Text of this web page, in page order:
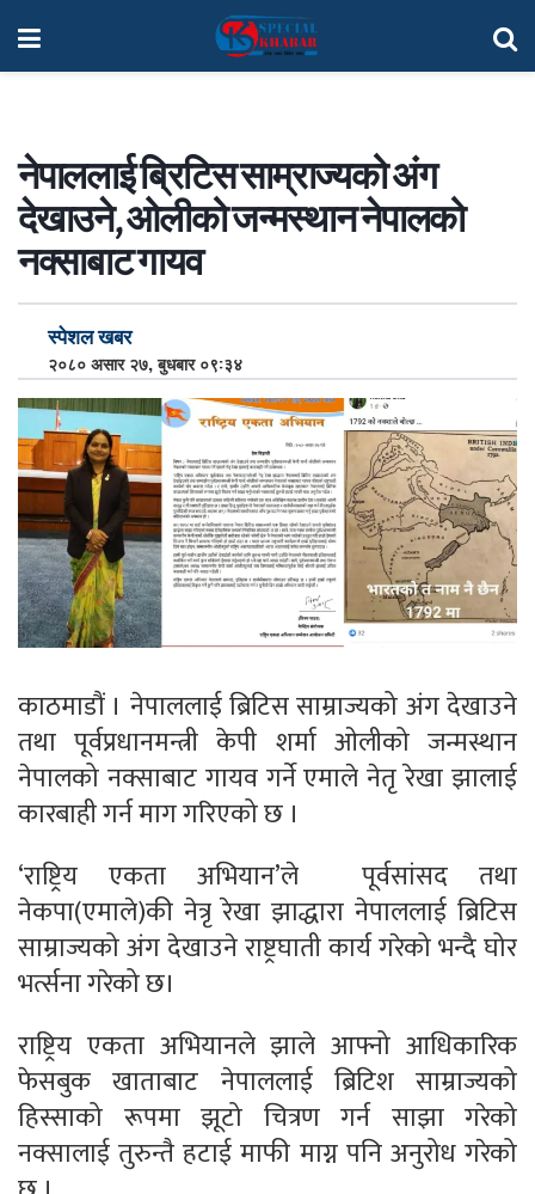
नेपाललाई ब्रिटिस साम्राज्यको अंग
देखाउने, ओलीको जन्मस्थान नेपालको
नक्साबाट गायव
स्पेशल खबर
२०८० असार २७, बुधबार ०९:३४
काठमाडौं । नेपाललाई ब्रिटिस साम्राज्यको अंग देखाउने
तथा पूर्वप्रधानमन्त्री केपी शर्मा ओलीको जन्मस्थान
नेपालको नक्साबाट गायव गर्ने एमाले नेतृ रेखा झालाई
कारबाही गर्न माग गरिएको छ ।
‘राष्ट्रिय एकता अभियान’ले पूर्वसांसद तथा
नेकपा(एमाले)की नेत्रृ रेखा झाद्धारा नेपाललाई ब्रिटिस
साम्राज्यको अंग देखाउने राष्ट्रघाती कार्य गरेको भन्दै घोर
भर्त्सना गरेको छ।
राष्ट्रिय एकता अभियानले झाले आफ्नो आधिकारिक
फेसबुक खाताबाट नेपाललाई ब्रिटिश साम्राज्यको
हिस्साको रूपमा झूटो चित्रण गर्न साझा गरेको
नक्सालाई तुरुन्तै हटाई माफी माग्न पनि अनुरोध गरेको